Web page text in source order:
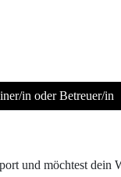
in oder Betreuer/in
und möchtest dein